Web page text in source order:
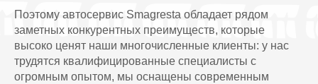
Поэтому автосервис Smagresta обладает рядом
заметных конкурентных преимуществ, которые
высоко ценят наши многочисленные клиенты: у нас
трудятся квалифицированные специалисты с
огромным опытом, мы оснащены современным